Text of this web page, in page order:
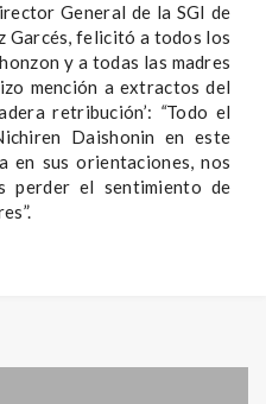
General de la SGI de
Garcés, felicitó a todos los
y a todas las madres
mención a extractos del
retribución’: “Todo el
Daishonin en este
en sus orientaciones, nos
perder el sentimiento de